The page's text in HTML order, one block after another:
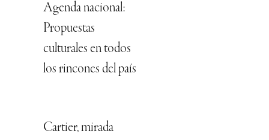
Agenda nacional:
Propuestas
culturales en todos
los rincones del país
Cartier, mirada